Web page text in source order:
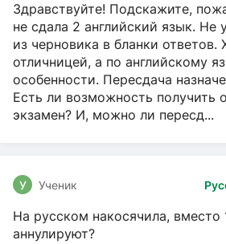
Здравствуйте! Подскажите,
не сдала 2 английский язык. Не
из черновика в бланки ответов.
отличницей, а по английскому
особенности. Пересдача
Есть ли возможность получить
экзамен? И, можно ли пересд...
У Ученик
На русском накосячила, вместо
аннулируют?